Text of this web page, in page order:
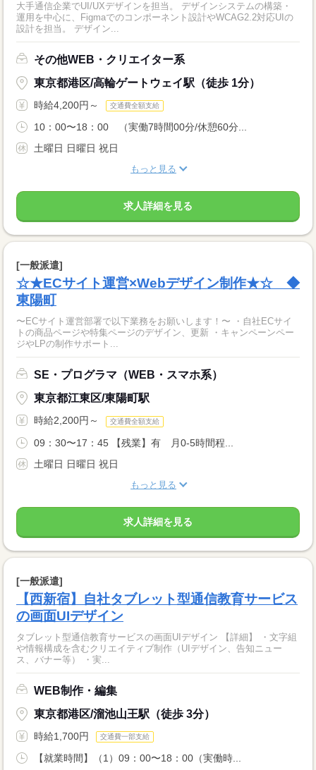
大手通信企業でUI/UXデザインを担当。 デザインシステムの構築・
運用を中心に、Figmaでのコンポーネント設計やWCAG2.2対応UIの
設計を担当。 デザイン...
その他WEB・クリエイター系
東京都港区/高輪ゲートウェイ駅（徒歩 1分）
時給4,200円～ 交通費全額支給
10：00〜18：00 （実働7時間00分/休憩60分...
土曜日 日曜日 祝日
もっと見る
求人詳細を見る
[一般派遣]
☆★ECサイト運営×Webデザイン制作★☆ ◆
東陽町
〜ECサイト運営部署で以下業務をお願いします！〜 ・自社ECサイ
トの商品ページや特集ページのデザイン、更新 ・キャンペーンペー
ジやLPの制作サポート...
SE・プログラマ（WEB・スマホ系）
東京都江東区/東陽町駅
時給2,200円～ 交通費全額支給
09：30〜17：45 【残業】有 月0-5時間程...
土曜日 日曜日 祝日
もっと見る
求人詳細を見る
[一般派遣]
【西新宿】自社タブレット型通信教育サービス
の画面UIデザイン
タブレット型通信教育サービスの画面UIデザイン 【詳細】 ・文字組
や情報構成を含むクリエイティブ制作（UIデザイン、告知ニュー
ス、バナー等） ・実...
WEB制作・編集
東京都港区/溜池山王駅（徒歩 3分）
時給1,700円 交通費一部支給
【就業時間】（1）09：00〜18：00（実働時...